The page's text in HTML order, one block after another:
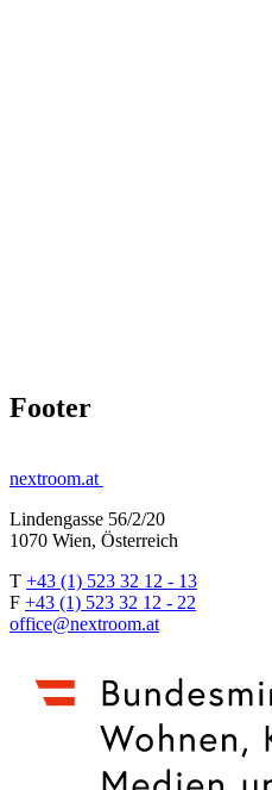
Footer
nextroom.at
Lindengasse 56/2/20
1070 Wien, Österreich
T +43 (1) 523 32 12 - 13
F +43 (1) 523 32 12 - 22
office@nextroom.at